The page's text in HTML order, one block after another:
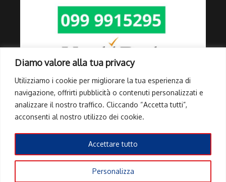
Diamo valore alla tua privacy
Utilizziamo i cookie per migliorare la tua esperienza di
navigazione, offrirti pubblicità o contenuti personalizzati e
analizzare il nostro traffico. Cliccando “Accetta tutti”,
acconsenti al nostro utilizzo dei cookie.
Personalizza
Accettare tutto
Link Utili
Info Pubblicità elettorale